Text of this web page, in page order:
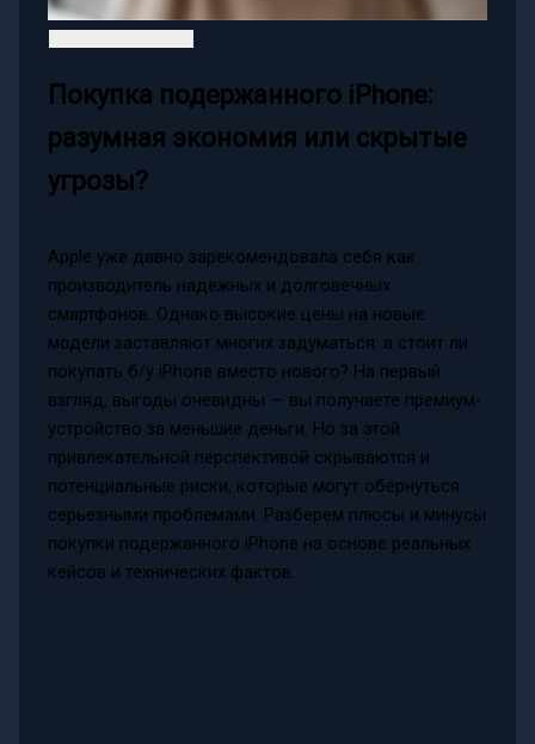
Покупка подержанного iPhone:
разумная экономия или скрытые
угрозы?
Apple уже давно зарекомендовала себя как
производитель надежных и долговечных
смартфонов. Однако высокие цены на новые
модели заставляют многих задуматься: а стоит ли
покупать б/у iPhone вместо нового? На первый
взгляд, выгоды очевидны — вы получаете премиум-
устройство за меньшие деньги. Но за этой
привлекательной перспективой скрываются и
потенциальные риски, которые могут обернуться
серьезными проблемами. Разберем плюсы и минусы
покупки подержанного iPhone на основе реальных
кейсов и технических фактов.